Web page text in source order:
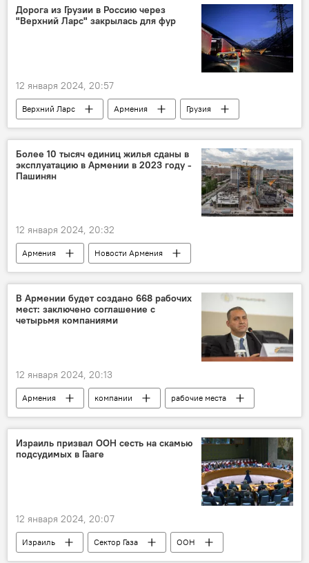
Дорога из Грузии в Россию через
"Верхний Ларс" закрылась для фур
12 января 2024, 20:57
Верхний Ларс Армения
Грузия
Россия
Более 10 тысяч единиц жилья сданы в
эксплуатацию в Армении в 2023 году -
Пашинян
12 января 2024, 20:32
Армения
Новости Армения
Пашинян Никол
В Армении будет создано 668 рабочих
мест: заключено соглашение с
четырьмя компаниями
12 января 2024, 20:13
Армения компании
рабочие места
Экономика
Новости Армения
Израиль призвал ООН сесть на скамью
подсудимых в Гааге
12 января 2024, 20:07
Израиль Сектор Газа ООН